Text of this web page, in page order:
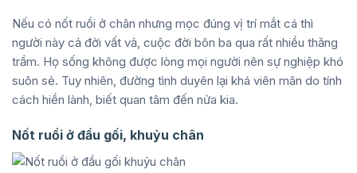
Nếu có nốt ruồi ở chân nhưng mọc đúng vị trí mắt cá thì
người này cả đời vất vả, cuộc đời bôn ba qua rất nhiều thăng
trầm. Họ sống không được lòng mọi người nên sự nghiệp khó
suôn sẻ. Tuy nhiên, đường tình duyên lại khá viên mãn do tính
cách hiền lành, biết quan tâm đến nửa kia.
Nốt ruồi ở đầu gối, khuỷu chân